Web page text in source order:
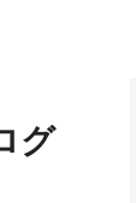
グ